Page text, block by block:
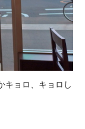
キョロ、キョロし